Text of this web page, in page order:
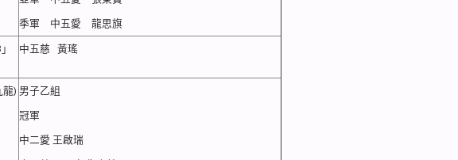
季軍 中五愛 龍思旗
中五慈 黃瑤
) 男子乙組
冠軍
中二愛 王啟瑞